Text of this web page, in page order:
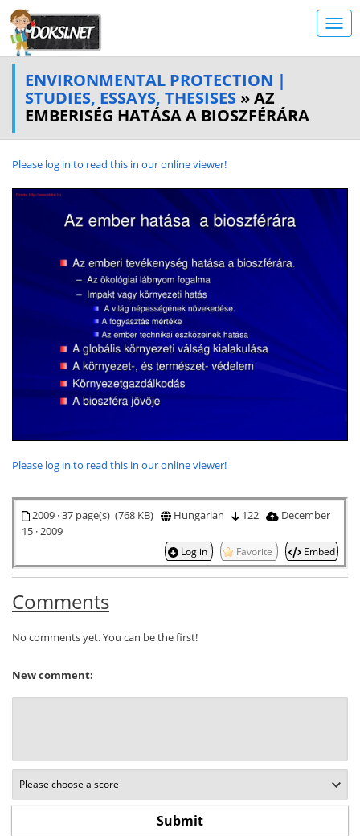
ENVIRONMENTAL PROTECTION |
STUDIES, ESSAYS, THESISES » AZ
EMBERISÉG HATÁSA A BIOSZFÉRÁRA
Please log in to read this in our online viewer!
Please log in to read this in our online viewer!
2009 · 37 page(s) (768 KB) Hungarian 122
December
15 · 2009
Log in Favorite Embed
Comments
No comments yet. You can be the first!
New comment: